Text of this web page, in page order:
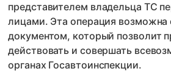
представителем владельца ТС
лицами. Эта операция возможна
документом, который позволит
действовать и совершать
органах Госавтоинспекции.